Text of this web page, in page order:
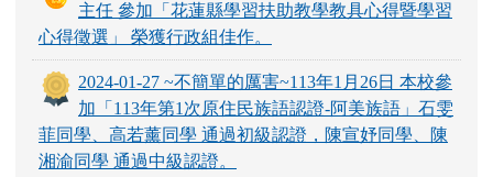
主任 參加「花蓮縣學習扶助教學教具心得暨學習
心得徵選」 榮獲行政組佳作。
2024-01-27 ~不簡單的厲害~113年1月26日 本校參
加「113年第1次原住民族語認證-阿美族語」石雯
菲同學、高若薰同學 通過初級認證，陳宣妤同學、陳
湘渝同學 通過中級認證。